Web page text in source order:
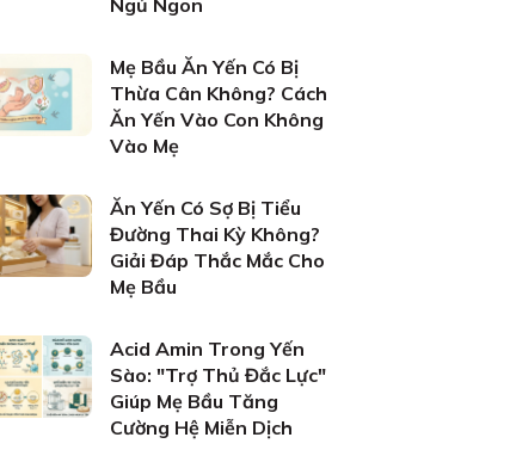
Ngủ Ngon
Mẹ Bầu Ăn Yến Có Bị
Thừa Cân Không? Cách
Ăn Yến Vào Con Không
Vào Mẹ
Ăn Yến Có Sợ Bị Tiểu
Đường Thai Kỳ Không?
Giải Đáp Thắc Mắc Cho
Mẹ Bầu
Acid Amin Trong Yến
Sào: "Trợ Thủ Đắc Lực"
Giúp Mẹ Bầu Tăng
Cường Hệ Miễn Dịch